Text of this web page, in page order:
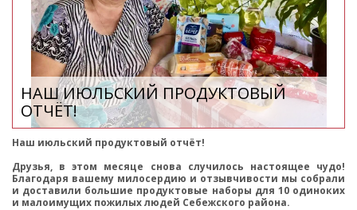
НАШ ИЮЛЬСКИЙ ПРОДУКТОВЫЙ
ОТЧЁТ!
Наш июльский продуктовый отчёт!
Друзья, в этом месяце снова случилось настоящее чудо!
Благодаря вашему милосердию и отзывчивости мы собрали
и доставили большие продуктовые наборы для 10 одиноких
и малоимущих пожилых людей Себежского района.